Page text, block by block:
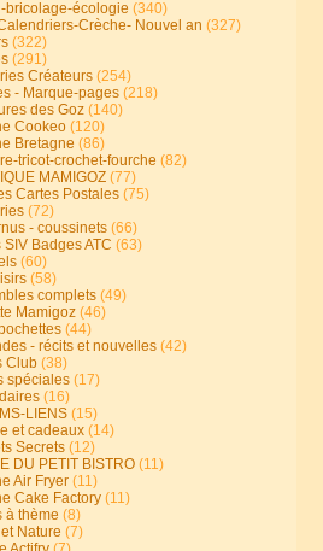
bricolage-écologie (340)
Crèche- Nouvel an (327)
(322)
(291)
Créateurs (254)
- Marque-pages (218)
des Goz (140)
Cookeo (120)
Bretagne (86)
tricot-crochet-fourche (82)
MAMIGOZ (77)
Cartes Postales (75)
(72)
- coussinets (66)
Badges ATC (63)
(60)
(58)
complets (49)
Mamigoz (46)
(44)
- récits et nouvelles (42)
Club (38)
spéciales (17)
(16)
LIENS (15)
et cadeaux (14)
Secrets (12)
DU PETIT BISTRO (11)
Air Fryer (11)
Cake Factory (11)
à thème (8)
Nature (7)